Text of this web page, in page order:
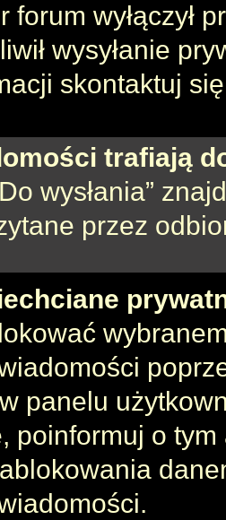
forum wyłączył
wysyłanie
skontaktuj
trafiają
wysłania”
przez
panelu
poinformuj o